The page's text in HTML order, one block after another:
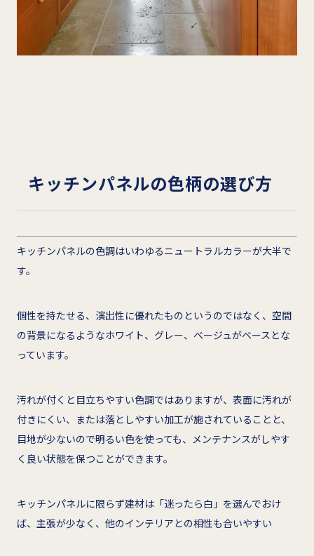
キッチンパネルの色柄の選び方
キッチンパネルの色調はいわゆるニュートラルカラーが大半で
す。
個性を持たせる、演出性に優れたものというのではなく、空間
の背景になるようなホワイト、グレー、ベージュがベースとな
っています。
汚れが付くと目立ちやすい色調ではありますが、表面に汚れが
付きにくい、または落としやすい加工が施されていることと、
目地が少ないので明るい色を使っても、メンテナンスがしやす
く良い状態を保つことができます。
キッチンパネルに限らず建材は「迷ったら白」を選んでおけ
ば、主張が少なく、他のインテリアとの相性も合いやすい